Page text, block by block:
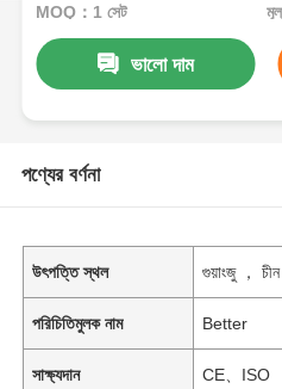
MOQ：1 সেট
ভালো দাম
পণ্যের বর্ণনা
উৎপত্তি স্থল গুয়াংজু ， চীন
পরিচিতিমুলক নাম Better
সাক্ষ্যদান CE、ISO